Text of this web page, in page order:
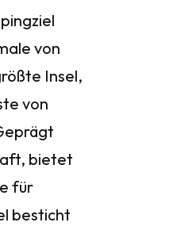
von
Insel,
von
bietet
für
besticht